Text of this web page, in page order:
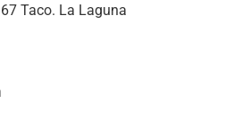
Taco. La Laguna